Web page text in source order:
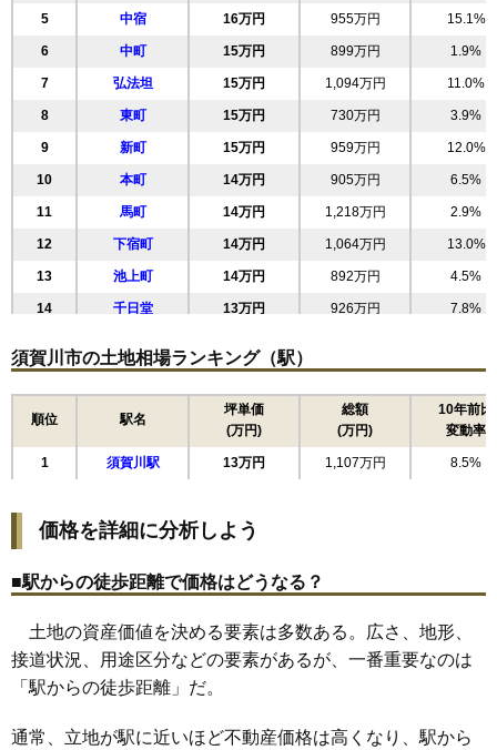
5 中宿 16万円 955万円 15.1%
6 中町 15万円 899万円 1.9%
7 弘法坦 15万円 1,094万円 11.0%
8 東町 15万円 730万円 3.9%
9 新町 15万円 959万円 12.0%
10 本町 14万円 905万円 6.5%
11 馬町 14万円 1,218万円 2.9%
12 下宿町 14万円 1,064万円 13.0%
13 池上町 14万円 892万円 4.5%
14 千日堂 13万円 926万円 7.8%
16 古屋敷 13万円 727万円 10.6%
13万円 910万円 10.2%
13万円 781万円 6.0%
19 六郎兵衛 13万円 1,007万円 5.3%
21 日向町 13万円
23 南上町 12万円 889万円 9.1%
24 八幡町 12万円 808万円 9.1%
25 芦田塚 12万円 979万円 5.0%
26 牛袋町
27 朝日田 12万円 708万円 16.3%
須賀川市の土地相場ランキング（駅）
順位 駅名
坪単価
(万円)
総額
(万円)
10年前比
変動率
1 須賀川駅 13万円 1,107万円 8.5%
価格を詳細に分析しよう
■駅からの徒歩距離で価格はどうなる？
土地の資産価値を決める要素は多数ある。広さ、地形、
接道状況、用途区分などの要素があるが、一番重要なのは
「駅からの徒歩距離」だ。
通常、立地が駅に近いほど不動産価格は高くなり、駅から